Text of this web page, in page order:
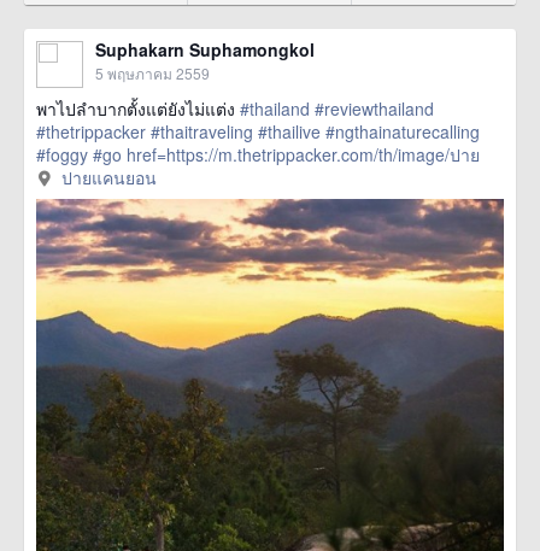
Suphakarn Suphamongkol
5 พฤษภาคม 2559
พาไปลำบากตั้งแต่ยังไม่แต่ง #thailand #reviewthailand
#thetrippacker #thaitraveling #thailive #ngthainaturecalling
#foggy #go href=https://m.thetrippacker.com/th/image/ปาย
แคนยอน/194152> more
ปายแคนยอน